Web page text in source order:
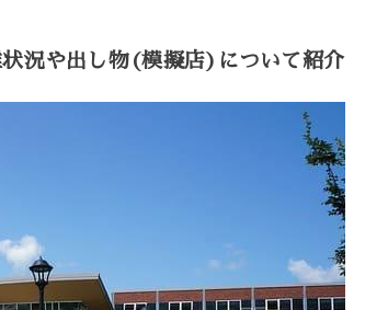
況や出し物(模擬店)について紹介